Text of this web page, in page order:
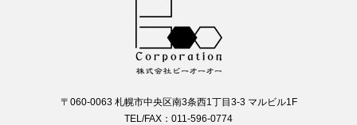
〒060-0063 札幌市中央区南3条西1丁目3-3 マルビル1F
TEL/FAX：011-596-0774